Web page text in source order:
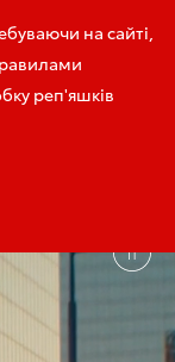
на сайті,
реп'яшків